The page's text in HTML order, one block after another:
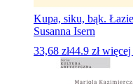
Kupa, siku, bąk.
Susanna Isern
33,68 zł44.9 zł więcej